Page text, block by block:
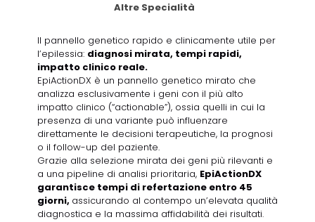
Altre Specialità
Il pannello genetico rapido e clinicamente utile per
l’epilessia: diagnosi mirata, tempi rapidi,
impatto clinico reale.
EpiActionDX è un pannello genetico mirato che
analizza esclusivamente i geni con il più alto
impatto clinico (“actionable”), ossia quelli in cui la
presenza di una variante può influenzare
direttamente le decisioni terapeutiche, la prognosi
o il follow-up del paziente.
Grazie alla selezione mirata dei geni più rilevanti e
a una pipeline di analisi prioritaria, EpiActionDX
garantisce tempi di refertazione entro 45
giorni, assicurando al contempo un’elevata qualità
diagnostica e la massima affidabilità dei risultati.